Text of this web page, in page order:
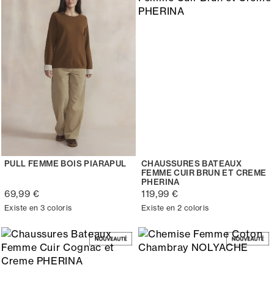
PULL FEMME BOIS PIARAPUL
69,99 €
Existe en 3 coloris
CHAUSSURES BATEAUX
FEMME CUIR BRUN ET CREME
PHERINA
119,99 €
Existe en 2 coloris